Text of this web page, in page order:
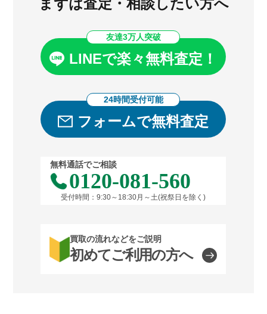
友達3万人突破
LINEで楽々無料査定！
24時間受付可能
フォームで無料査定
無料通話でご相談
0120-081-560
受付時間：9:30～18:30月～土(祝祭日を除く)
買取の流れなどをご説明
初めてご利用の方へ